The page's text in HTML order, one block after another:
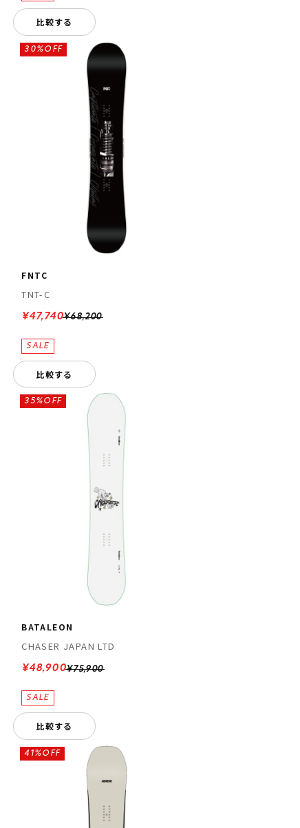
比較する
FNTC
TNT-C
¥68,200
30%OFF
¥47,740
比較する
BATALEON
CHASER JAPAN LTD
¥75,900
35%OFF
¥48,900
比較する
41%OFF